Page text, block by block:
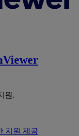
원.
지원 제공